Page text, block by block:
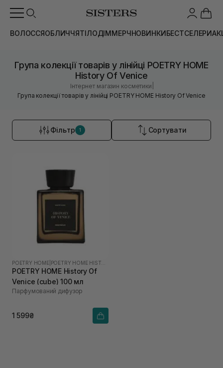
ВОЛОССЯОБЛИЧЧЯТІЛОДІММЕРЧНОВИНКИБЕСТСЕЛЕРИ
Група колекції товарів у лінійці POETRY HOME
History Of Venice
Інтернет магазин косметики
Група колекції товарів у лінійці POETRY HOME History Of Venice
Фільтр 1 Сортувати
POETRY HOME
POETRY HOME History Of
Venice (cube) 100 мл
Парфумований дифузор
1 599₴